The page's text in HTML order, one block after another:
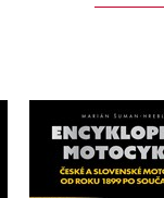
Marián Šuman-